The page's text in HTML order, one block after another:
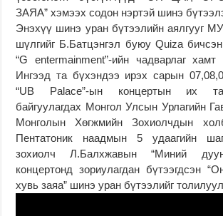
ЗАЯА” хэмээх содон нэртэй шинэ
Энэхүү шинэ уран бүтээлийн аялгууг
шүлгийг Б.Батцэнгэл буюу Quiza
“G entermainment”-ийн чадварлаг
Ингээд та бүхэндээ ирэх сарын
“UB Palace”-ын концертын их
байгуулагдах Монгол Улсын Урлагийн
Монголын Хөгжмийн Зохиолчдын
Пентатоник наадмын 5 удаагийн
зохиолч Л.Балхжавын “Миний
концертонд зориулагдан бүтээгдсэн
хувь заяа” шинэ уран бүтээлийг